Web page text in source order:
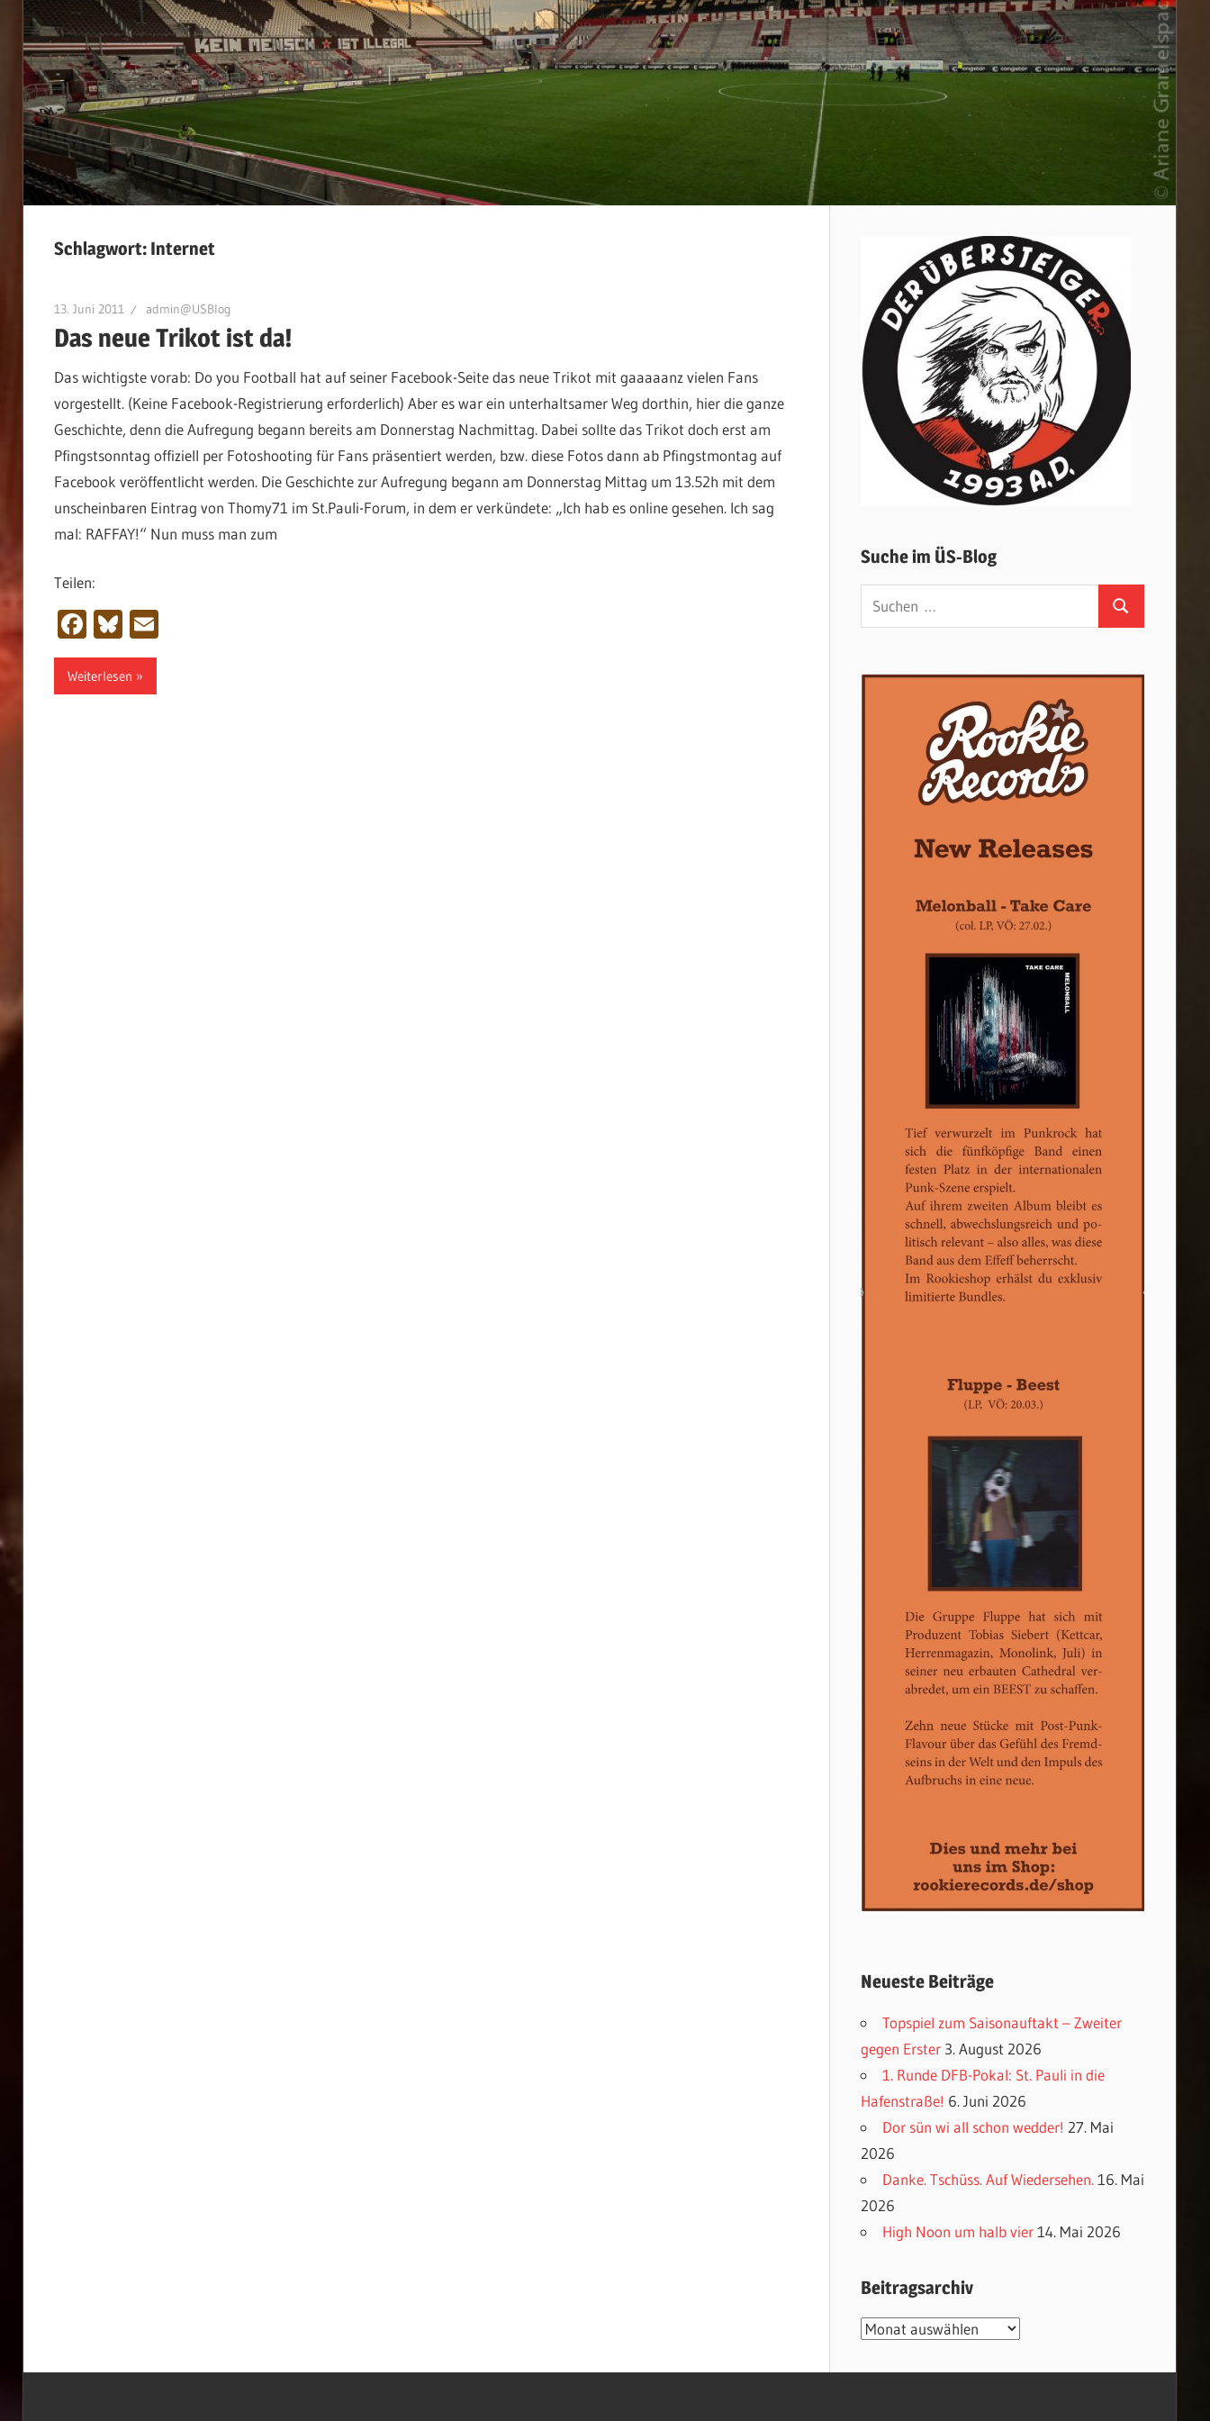
Schlagwort: Internet
13. Juni 2011 admin@USBlog
Das neue Trikot ist da!
Das wichtigste vorab: Do you Football hat auf seiner Facebook-Seite das neue Trikot mit gaaaaanz vielen Fans
vorgestellt. (Keine Facebook-Registrierung erforderlich) Aber es war ein unterhaltsamer Weg dorthin, hier die ganze
Geschichte, denn die Aufregung begann bereits am Donnerstag Nachmittag. Dabei sollte das Trikot doch erst am
Pfingstsonntag offiziell per Fotoshooting für Fans präsentiert werden, bzw. diese Fotos dann ab Pfingstmontag auf
Facebook veröffentlicht werden. Die Geschichte zur Aufregung begann am Donnerstag Mittag um 13.52h mit dem
unscheinbaren Eintrag von Thomy71 im St.Pauli-Forum, in dem er verkündete: „Ich hab es online gesehen. Ich sag
mal: RAFFAY!“ Nun muss man zum
Teilen:
Facebook
Bluesky
Email
Weiterlesen
Suche im ÜS-Blog
Suchen
nach:
Suchen
Neueste Beiträge
Topspiel zum Saisonauftakt – Zweiter
gegen Erster 3. August 2026
1. Runde DFB-Pokal: St. Pauli in die
Hafenstraße! 6. Juni 2026
Dor sün wi all schon wedder! 27. Mai
2026
Danke. Tschüss. Auf Wiedersehen. 16. Mai
2026
High Noon um halb vier 14. Mai 2026
Beitragsarchiv
Beitragsarchiv